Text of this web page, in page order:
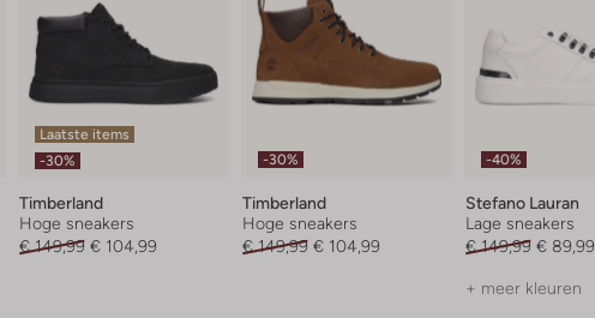
Laatste items
-30%
Timberland
Hoge sneakers
€ 149,99 € 104,99
-30%
Timberland
Hoge sneakers
€ 149,99 € 104,99
-40%
Stefano Lauran
Lage sneakers
€ 149,99 € 89,99
+ meer kleuren